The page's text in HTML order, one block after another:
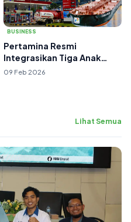
BUSINESS
Pertamina Resmi
Integrasikan Tiga Anak
Usaha Bisnis Hilir da...
09 Feb 2026
Lihat Semua